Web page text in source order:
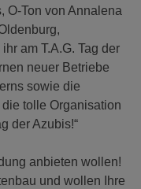
O-Ton von Annalena
am T.A.G. Tag der
neuer Betriebe
sowie die
tolle Organisation
der Azubis!“
anbieten wollen!
und wollen Ihre